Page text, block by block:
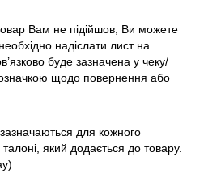
Вам не підійшов, Ви можете
надіслати лист на
буде зазначена у чеку/
щодо повернення або
для кожного
який додається до товару.